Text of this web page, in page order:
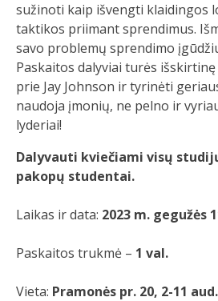
sužinoti kaip išvengti klaidingos
taktikos priimant sprendimus.
savo problemų sprendimo
Paskaitos dalyviai turės
prie Jay Johnson ir tyrinėti
naudoja įmonių, ne pelno ir
lyderiai!
Dalyvauti kviečiami visų
pakopų studentai.
Laikas ir data: 2023 m. gegužės
Paskaitos trukmė – 1 val.
Vieta: Pramonės pr. 20, 2-11 aud.